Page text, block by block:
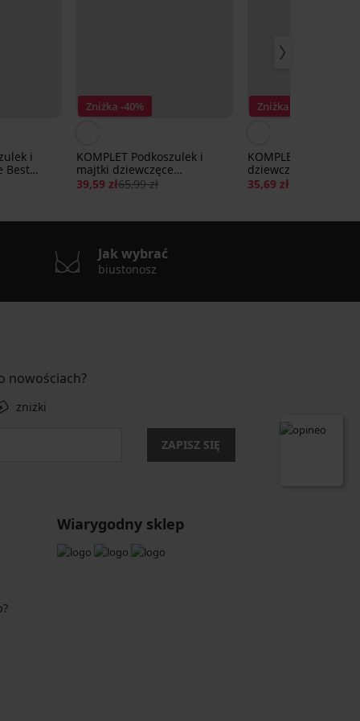
i
Best
Zniżka -40%
KOMPLET Podkoszulek i
majtki dziewczęce
Bambolina
39,59 zł65,99 zł
Zniżka -30%
KOMPLET
dziewczęce Rosie
35,69 zł50,99 zł
Jak wybrać
biustonosz
nowościach?
zniżki
ZAPISZ SIĘ
Wiarygodny sklep